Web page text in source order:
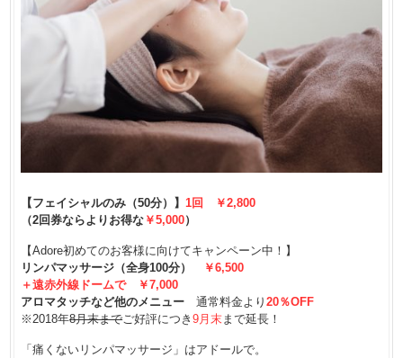
【フェイシャルのみ（50分）】1回 ￥2,800
（2回券ならよりお得な ￥5,000）
【Adore初めてのお客様に向けてキャンペーン中！】
リンパマッサージ（全身100分）
￥6,500
＋遠赤外線ドームで
￥7,000
アロマタッチなど他のメニュー 通常料金より20％OFF
※2018年8月末までご好評につき9月末まで延長！
「痛くないリンパマッサージ」はアドールで。